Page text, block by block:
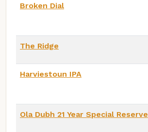
Broken Dial
The Ridge
Harviestoun IPA
Ola Dubh 21 Year Special Reserve